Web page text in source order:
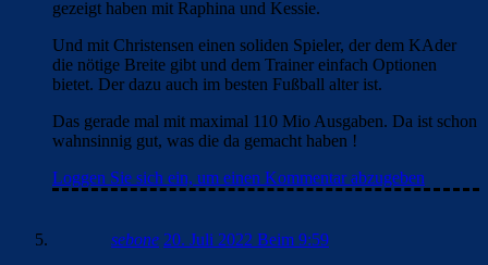
gezeigt haben mit Raphina und Kessie.
Und mit Christensen einen soliden Spieler, der dem KAder
die nötige Breite gibt und dem Trainer einfach Optionen
bietet. Der dazu auch im besten Fußball alter ist.
Das gerade mal mit maximal 110 Mio Ausgaben. Da ist schon
wahnsinnig gut, was die da gemacht haben !
Loggen Sie sich ein, um einen Kommentar abzugeben
sebone 20. Juli 2022 Beim 9:59